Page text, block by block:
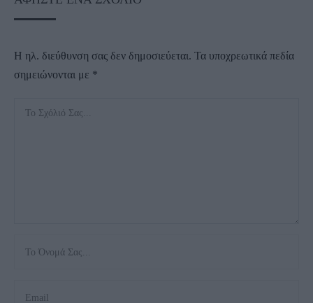
Η ηλ. διεύθυνση σας δεν δημοσιεύεται. Τα υποχρεωτικά πεδία
σημειώνονται με *